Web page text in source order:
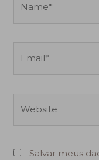
Salvar meus